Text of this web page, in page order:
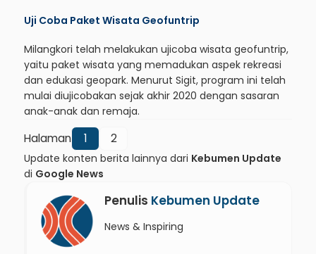
Uji Coba Paket Wisata Geofuntrip
Milangkori telah melakukan ujicoba wisata geofuntrip,
yaitu paket wisata yang memadukan aspek rekreasi
dan edukasi geopark. Menurut Sigit, program ini telah
mulai diujicobakan sejak akhir 2020 dengan sasaran
anak-anak dan remaja.
Halaman 1 2
Update konten berita lainnya dari Kebumen Update
di Google News
Penulis Kebumen Update
News & Inspiring